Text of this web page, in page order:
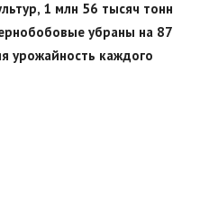
1 млн 56 тысяч тонн
убраны на 87
урожайность каждого